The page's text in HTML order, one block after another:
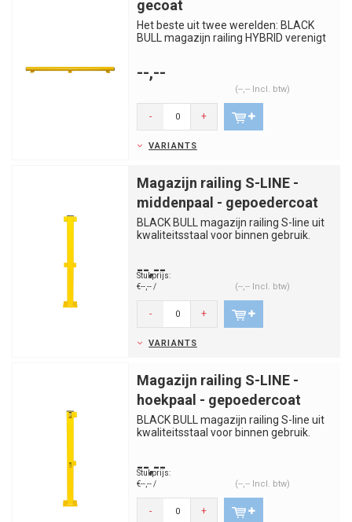
gecoat
Het beste uit twee werelden: BLACK
BULL magazijn railing HYBRID verenigt
--,--
(--,-- Incl. btw)
- +
VARIANTS
Magazijn railing S-LINE -
middenpaal - gepoedercoat
BLACK BULL magazijn railing S-line uit
kwaliteitsstaal voor binnen gebruik.
--,--
Stukprijs:
€--,-- /
(--,-- Incl. btw)
- +
VARIANTS
Magazijn railing S-LINE -
hoekpaal - gepoedercoat
BLACK BULL magazijn railing S-line uit
kwaliteitsstaal voor binnen gebruik.
--,--
Stukprijs:
€--,-- /
(--,-- Incl. btw)
- +